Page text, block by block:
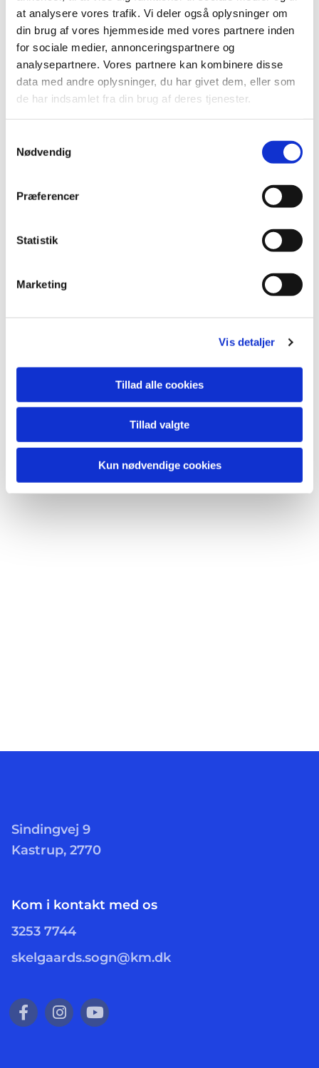
at analysere vores trafik. Vi deler også oplysninger om
din brug af vores hjemmeside med vores partnere inden
for sociale medier, annonceringspartnere og
analysepartnere. Vores partnere kan kombinere disse
data med andre oplysninger, du har givet dem, eller som
de har indsamlet fra din brug af deres tjenester.
Nødvendig
Præferencer
Statistik
Marketing
Vis detaljer
Tillad alle cookies
Tillad valgte
Kun nødvendige cookies
Tilmelding ikke nødvendig.
Du vil måske også kunne
lide...
Sindingvej 9
Kastrup, 2770
Kom i kontakt med os
3253 7744
skelgaards.sogn@km.dk